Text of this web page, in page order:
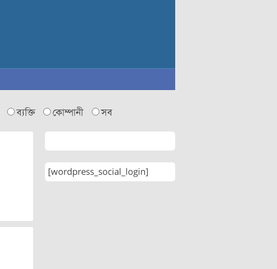
ব্যক্তি কোম্পানী সব
[wordpress_social_login]